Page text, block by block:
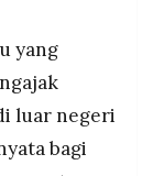
yang
luar negeri
bagi